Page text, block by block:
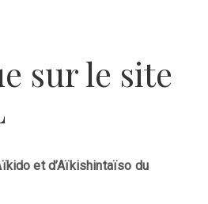
sur le site
et d’Aïkishintaïso du